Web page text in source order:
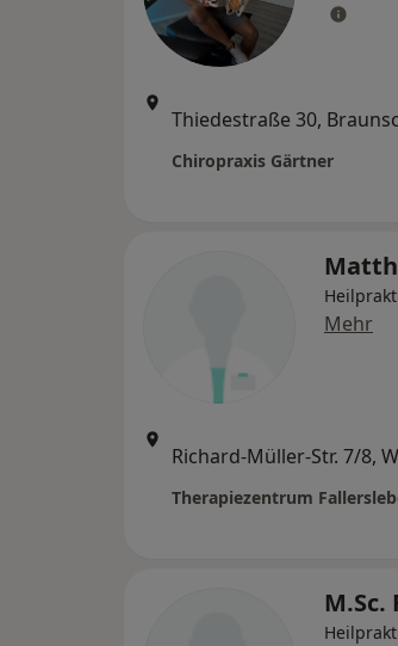
Chiropraxis Gärtner
Mehr